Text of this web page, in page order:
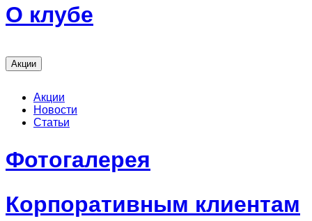
О клубе
Акции
Акции
Новости
Статьи
Фотогалерея
Корпоративным клиентам